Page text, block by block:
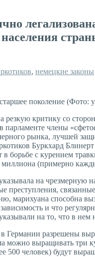
, немецкие законы
поколение (Фото:
резкую критику со
парламенте члены
рынка, лучшей
Буркхард
борьбе с курением
(примерно
на чрезмерную
преступления,
марихуана способна
и что
на то, что в
Германии разрешены
можно выращивать три
человек) будут